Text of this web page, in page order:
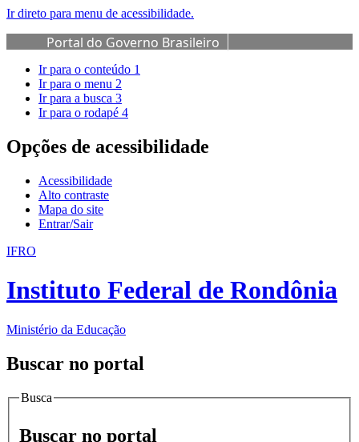
Ir direto para menu de acessibilidade.
Portal do Governo Brasileiro
Ir para o conteúdo 1
Ir para o menu 2
Ir para a busca 3
Ir para o rodapé 4
Opções de acessibilidade
Acessibilidade
Alto contraste
Mapa do site
Entrar/Sair
IFRO
Instituto Federal de Rondônia
Ministério da Educação
Buscar no portal
Busca
Buscar no portal